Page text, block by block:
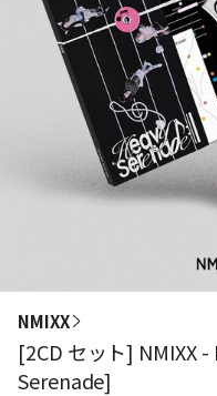
NMIXX
[2CD セット] NMIXX
Serenade]